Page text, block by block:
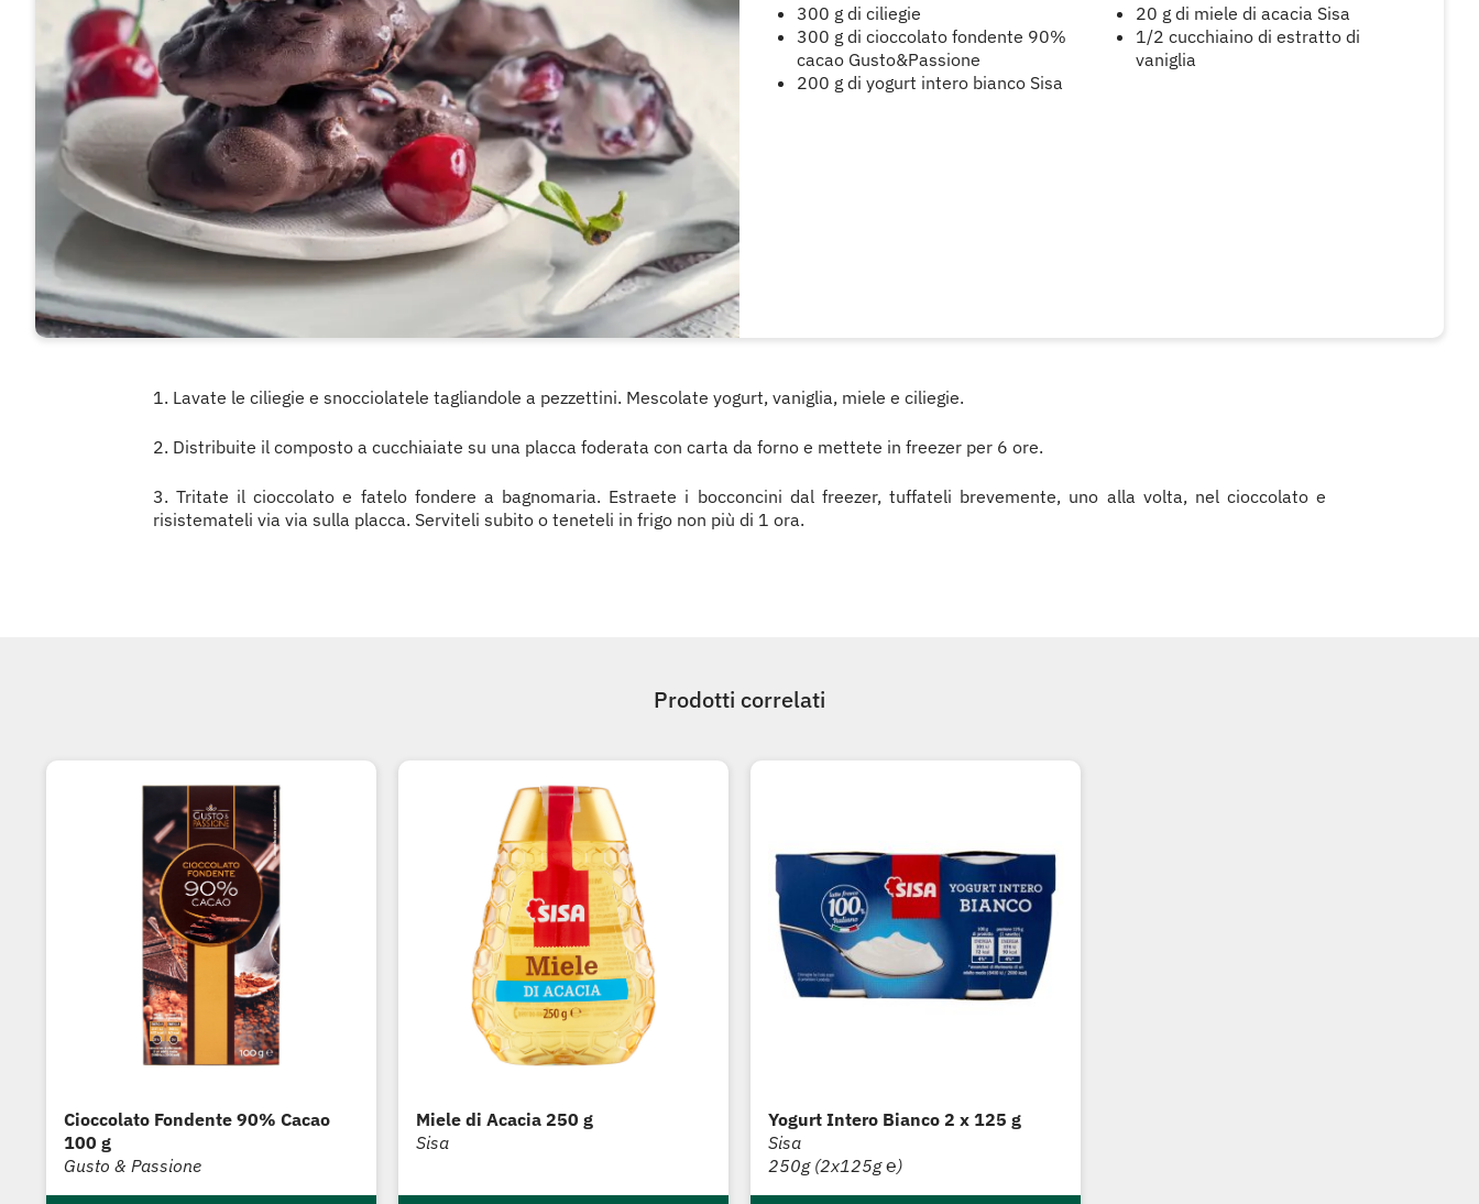
300 g di ciliegie
300 g di cioccolato fondente 90%
cacao Gusto&Passione
200 g di yogurt intero bianco Sisa
20 g di miele di acacia Sisa
1/2 cucchiaino di estratto di
vaniglia
1. Lavate le ciliegie e snocciolatele tagliandole a pezzettini. Mescolate yogurt, vaniglia, miele e ciliegie.
2. Distribuite il composto a cucchiaiate su una placca foderata con carta da forno e mettete in freezer per 6 ore.
3. Tritate il cioccolato e fatelo fondere a bagnomaria. Estraete i bocconcini dal freezer, tuffateli brevemente, uno alla volta, nel cioccolato e
risistemateli via via sulla placca. Serviteli subito o teneteli in frigo non più di 1 ora.
Prodotti correlati
Cioccolato Fondente 90% Cacao
100 g
Gusto & Passione
Miele di Acacia 250 g
Sisa
Yogurt Intero Bianco 2 x 125 g
Sisa
250g (2x125g ℮)